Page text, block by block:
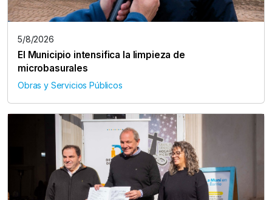
5/8/2026
El Municipio intensifica la limpieza de
microbasurales
Obras y Servicios Públicos